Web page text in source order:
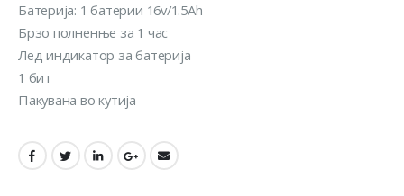
Батерија: 1 батерии 16v/1.5Ah
Брзо полненње за 1 час
Лед индикатор за батерија
1 бит
Пакувана во кутија